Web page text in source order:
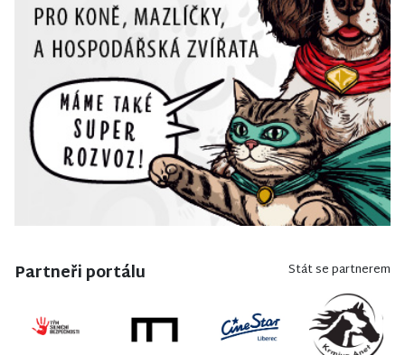
Partneři portálu Stát se partnerem